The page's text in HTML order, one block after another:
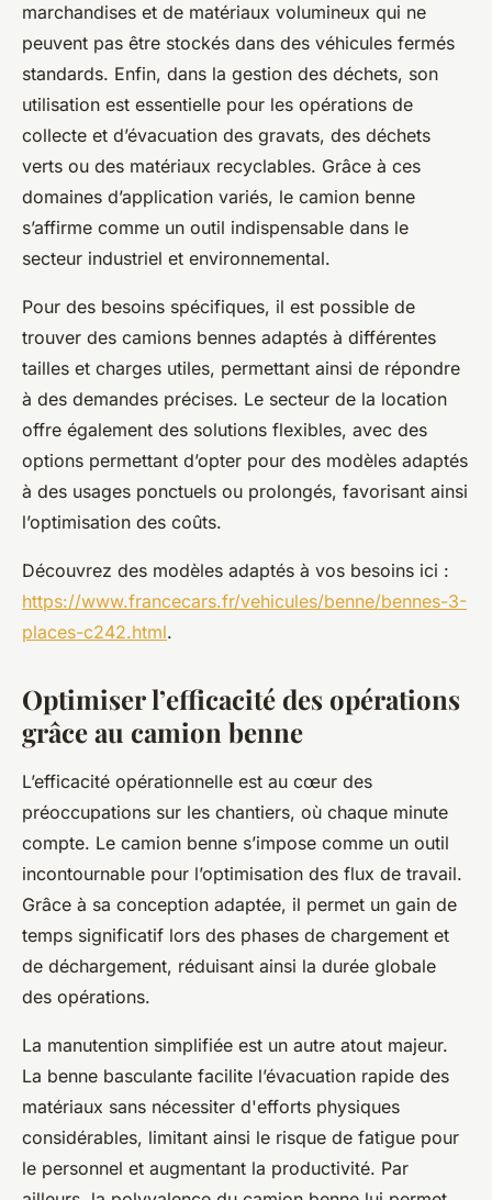
marchandises et de matériaux volumineux qui ne
peuvent pas être stockés dans des véhicules fermés
standards. Enfin, dans la gestion des déchets, son
utilisation est essentielle pour les opérations de
collecte et d’évacuation des gravats, des déchets
verts ou des matériaux recyclables. Grâce à ces
domaines d’application variés, le camion benne
s’affirme comme un outil indispensable dans le
secteur industriel et environnemental.
Pour des besoins spécifiques, il est possible de
trouver des camions bennes adaptés à différentes
tailles et charges utiles, permettant ainsi de répondre
à des demandes précises. Le secteur de la location
offre également des solutions flexibles, avec des
options permettant d’opter pour des modèles adaptés
à des usages ponctuels ou prolongés, favorisant ainsi
l’optimisation des coûts.
Découvrez des modèles adaptés à vos besoins ici :
https://www.francecars.fr/vehicules/benne/bennes-3-
places-c242.html.
Optimiser l’efficacité des opérations
grâce au camion benne
L’efficacité opérationnelle est au cœur des
préoccupations sur les chantiers, où chaque minute
compte. Le camion benne s’impose comme un outil
incontournable pour l’optimisation des flux de travail.
Grâce à sa conception adaptée, il permet un gain de
temps significatif lors des phases de chargement et
de déchargement, réduisant ainsi la durée globale
des opérations.
La manutention simplifiée est un autre atout majeur.
La benne basculante facilite l’évacuation rapide des
matériaux sans nécessiter d'efforts physiques
considérables, limitant ainsi le risque de fatigue pour
le personnel et augmentant la productivité. Par